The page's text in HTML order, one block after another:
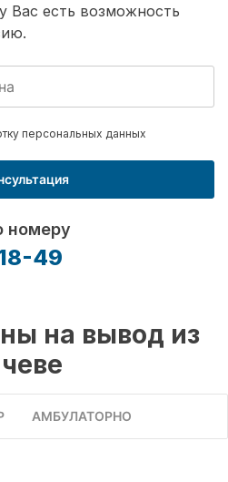
Вас есть возможность
персональных данных
номеру
49
на вывод из
АМБУЛАТОРНО